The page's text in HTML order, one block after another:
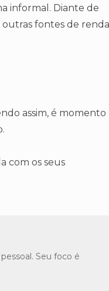
informal. Diante de
fontes de
assim, é momento
com os seus
Seu foco é